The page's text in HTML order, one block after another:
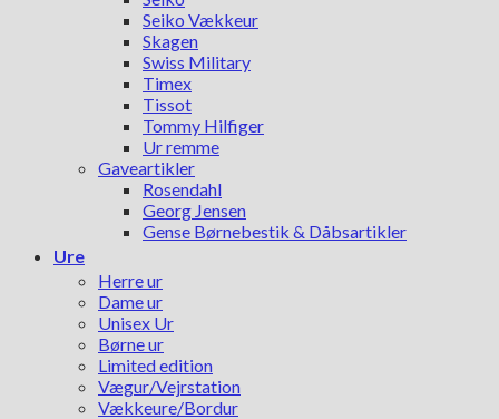
Seiko Vækkeur
Skagen
Swiss Military
Timex
Tissot
Tommy Hilfiger
Ur remme
Gaveartikler
Rosendahl
Georg Jensen
Gense Børnebestik & Dåbsartikler
Ure
Herre ur
Dame ur
Unisex Ur
Børne ur
Limited edition
Vægur/Vejrstation
Vækkeure/Bordur